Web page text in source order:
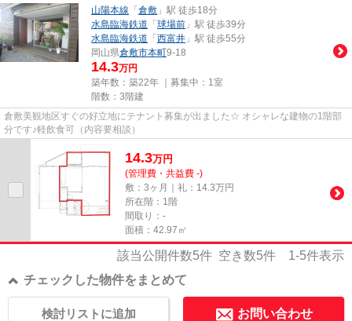
山陽本線 「 倉敷 」駅 徒歩18分
水島臨海鉄道 「 球場前 」駅 徒歩39分
水島臨海鉄道 「 西富井 」駅 徒歩55分
岡山県倉敷市本町9-18
14.3万円
築年数：築22年 ｜募集中： 1室
階数：3階建
倉敷美観地区すぐの好立地にテナント募集が出ました☆ オシャレな建物の1階部
分です♪軽飲食可（内容要相談）
14.3万円
(管理費・共益費 -)
敷：3ヶ月｜礼：14.3万円
所在階：1階
間取り：-
面積：42.97㎡
該当公開件数5件 空き数5件 1-5件表示
チェックした物件をまとめて
お問い合わせ
検討リストに追加